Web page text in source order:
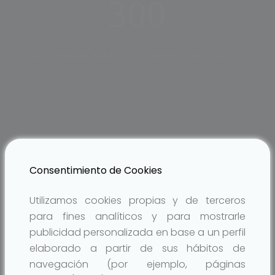
NOSOTROS
Tenemos el curso que necesitas. Preparamos todos
los niveles y edades. Siempre grupos homogéneos
por nivel y segmentados por kids, young learners,
Consentimiento de Cookies
Utilizamos cookies propias y de terceros
para fines analíticos y para mostrarle
publicidad personalizada en base a un perfil
elaborado a partir de sus hábitos de
navegación (por ejemplo, páginas